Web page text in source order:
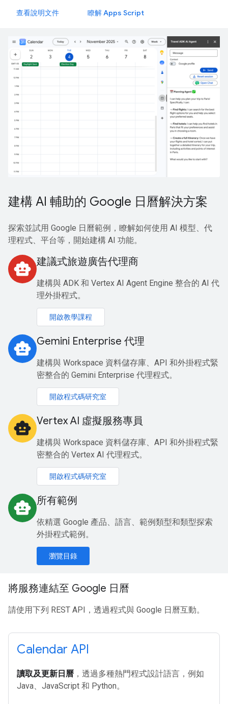
查看說明文件 瞭解 Apps Script
建構 AI 輔助的 Google 日曆解決方案
探索並試用 Google 日曆範例，瞭解如何使用 AI 模型、代
理程式、平台等，開始建構 AI 功能。
smart_toy 建議式旅遊廣告代理商
建構與 ADK 和 Vertex AI Agent Engine 整合的 AI 代
理外掛程式。
開啟教學課程
smart_toy Gemini Enterprise 代理
建構與 Workspace 資料儲存庫、API 和外掛程式緊
密整合的 Gemini Enterprise 代理程式。
開啟程式碼研究室
smart_toy Vertex AI 虛擬服務專員
建構與 Workspace 資料儲存庫、API 和外掛程式緊
密整合的 Vertex AI 代理程式。
開啟程式碼研究室
smart_toy 所有範例
依精選 Google 產品、語言、範例類型和類型探索
外掛程式範例。
瀏覽目錄
將服務連結至 Google 日曆
請使用下列 REST API，透過程式與 Google 日曆互動。
Calendar API
讀取及更新日曆 ，透過多種熱門程式設計語言，例如
Java、JavaScript 和 Python。